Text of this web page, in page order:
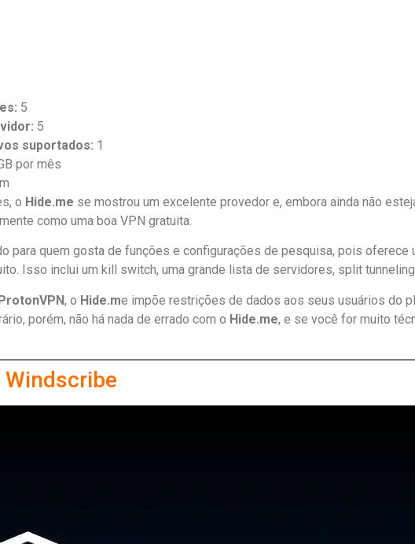
5
5
suportados: 1
por mês
o Hide.me se mostrou um excelente provedor e, embora ainda não
como uma boa VPN gratuita.
para quem gosta de funções e configurações de pesquisa, pois
Isso inclui um kill switch, uma grande lista de servidores, split
, o Hide.me impõe restrições de dados aos seus usuários do
porém, não há nada de errado com o Hide.me, e se você for muito
Windscribe